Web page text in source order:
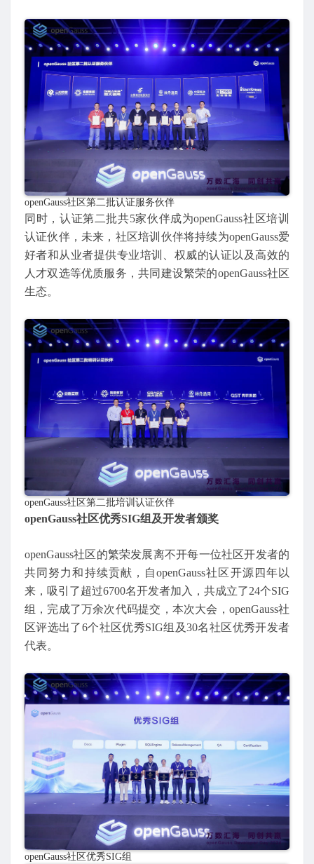
openGauss社区第二批认证服务伙伴
同时，认证第二批共5家伙伴成为openGauss社区培训
认证伙伴，未来，社区培训伙伴将持续为openGauss爱
好者和从业者提供专业培训、权威的认证以及高效的
人才双选等优质服务，共同建设繁荣的openGauss社区
生态。
openGauss社区第二批培训认证伙伴
openGauss社区优秀SIG组及开发者颁奖
openGauss社区的繁荣发展离不开每一位社区开发者的
共同努力和持续贡献，自openGauss社区开源四年以
来，吸引了超过6700名开发者加入，共成立了24个SIG
组，完成了万余次代码提交，本次大会，openGauss社
区评选出了6个社区优秀SIG组及30名社区优秀开发者
代表。
openGauss社区优秀SIG组